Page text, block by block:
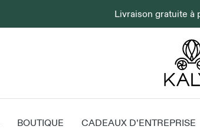
Livraison gratuite à
BOUTIQUE CADEAUX D’ENTREPRISE